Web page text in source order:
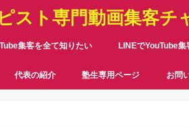
スト専門動画集客チ
集客を全て知りたい LINEでYouTube
代表の紹介 塾生専用ページ お問